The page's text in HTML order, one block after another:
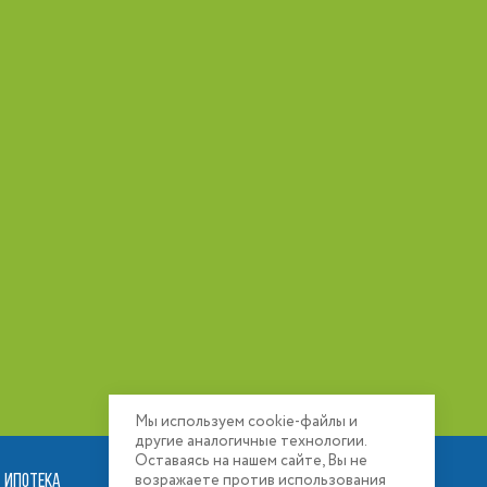
Мы используем cookie-файлы и
другие аналогичные технологии.
Оставаясь на нашем сайте, Вы не
возражаете против использования
ИПОТЕКА РАСПОЛОЖЕНИЕ